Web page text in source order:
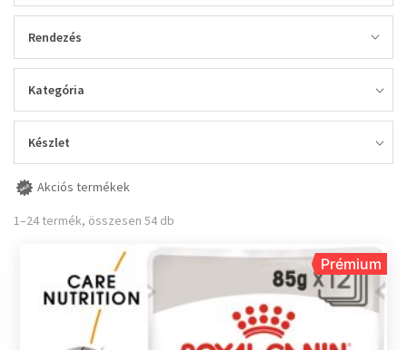
Rendezés
Kategória
Készlet
Akciós termékek
1–24 termék, összesen 54 db
Prémium